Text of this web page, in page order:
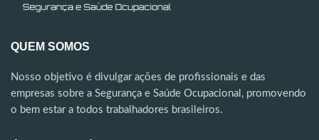
QUEM SOMOS
Nosso objetivo é divulgar ações de profissionais e das
empresas sobre a Segurança e Saúde Ocupacional, promovendo
o bem estar a todos trabalhadores brasileiros.